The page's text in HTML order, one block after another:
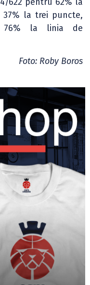
la trei puncte,
76% la linia de
Foto: Roby Boros